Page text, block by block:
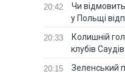
20:42
Чи
у Польщі
20:33
Колишній
клубів
20:15 Зеленський